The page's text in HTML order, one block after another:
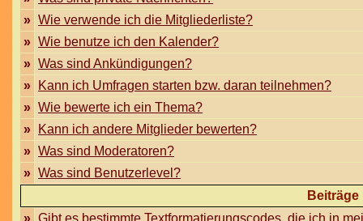
» Wie verwende ich die Mitgliederliste?
» Wie benutze ich den Kalender?
» Was sind Ankündigungen?
»
Kann ich Umfragen starten bzw. daran teilnehmen?
» Wie bewerte ich ein Thema?
»
Kann ich andere Mitglieder bewerten?
» Was sind Moderatoren?
» Was sind Benutzerlevel?
» Gibt es bestimmte Textformatierungscodes, die ich in